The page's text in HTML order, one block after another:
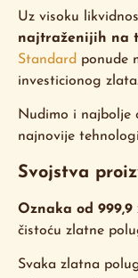
Uz visoku
najtraženijih na
Standard ponude
investicionog
Nudimo i najbolje
najnovije
Svojstva
Oznaka od 999,9
čistoću zlatne
Svaka zlatna